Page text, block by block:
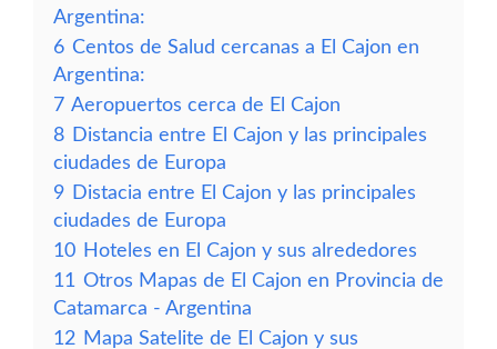
Argentina:
6 Centos de Salud cercanas a El Cajon en
Argentina:
7 Aeropuertos cerca de El Cajon
8 Distancia entre El Cajon y las principales
ciudades de Europa
9 Distacia entre El Cajon y las principales
ciudades de Europa
10 Hoteles en El Cajon y sus alrededores
11 Otros Mapas de El Cajon en Provincia de
Catamarca - Argentina
12 Mapa Satelite de El Cajon y sus